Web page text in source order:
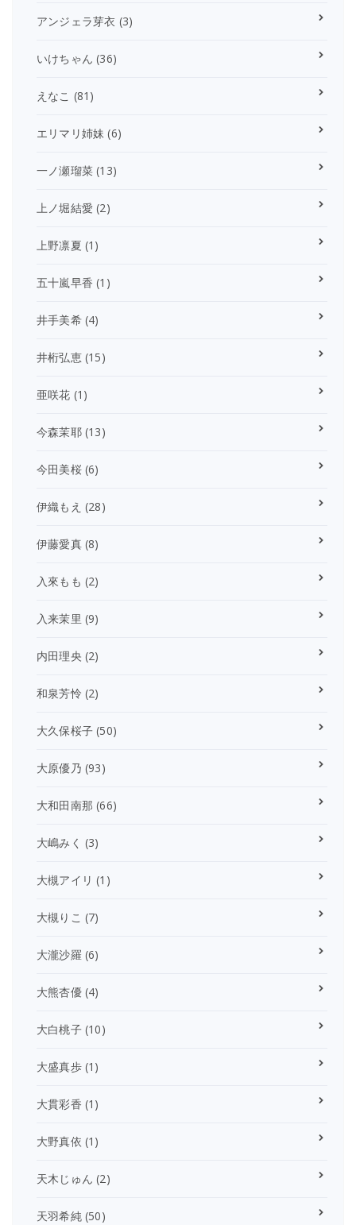
アンジェラ芽衣 (3)
いけちゃん (36)
えなこ (81)
エリマリ姉妹 (6)
一ノ瀬瑠菜 (13)
上ノ堀結愛 (2)
上野凛夏 (1)
五十嵐早香 (1)
井手美希(4)
井桁弘恵(15)
亜咲花 (1)
今森茉耶(13)
今田美桜(6)
伊織もえ (28)
伊藤愛真(8)
入來もも (2)
入来茉里 (9)
内田理央 (2)
和泉芳怜 (2)
大久保桜子 (50)
大原優乃 (93)
大和田南那 (66)
大嶋みく (3)
大槻アイリ (1)
大槻りこ (7)
大瀧沙羅 (6)
大熊杏優(4)
大白桃子(10)
大盛真歩(1)
大貫彩香 (1)
大野真依 (1)
天木じゅん (2)
天羽希純(50)